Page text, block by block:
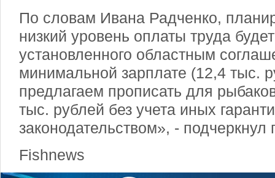
По словам Ивана Радченко,
низкий уровень оплаты труда
установленного областным
минимальной зарплате (12,4 тыс.
предлагаем прописать для
тыс. рублей без учета иных
законодательством», - подчеркнул
Fishnews